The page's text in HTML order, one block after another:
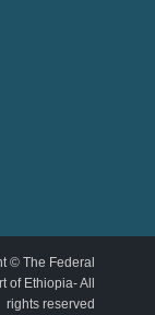
© The Federal
of Ethiopia- All
rights reserved